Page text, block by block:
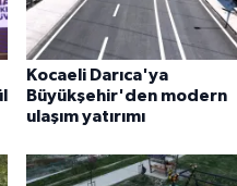
Kocaeli Darıca'ya
Büyükşehir'den modern
ulaşım yatırımı